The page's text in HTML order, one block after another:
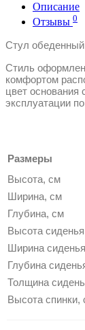
Описание
Отзывы 0
Стул обеденный
Стиль
комфортом
цвет
эксплуатации
Размеры
Высота, см
Ширина, см
Глубина, см
Высота
Ширина
Глубина
Толщина
Высота спинки,